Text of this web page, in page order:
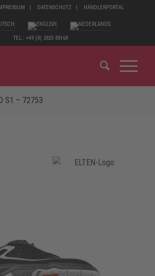
DATENSCHUTZ HÄNDLERPORTAL
TEL.: +49 (0) 2825 80168
S1 – 72753